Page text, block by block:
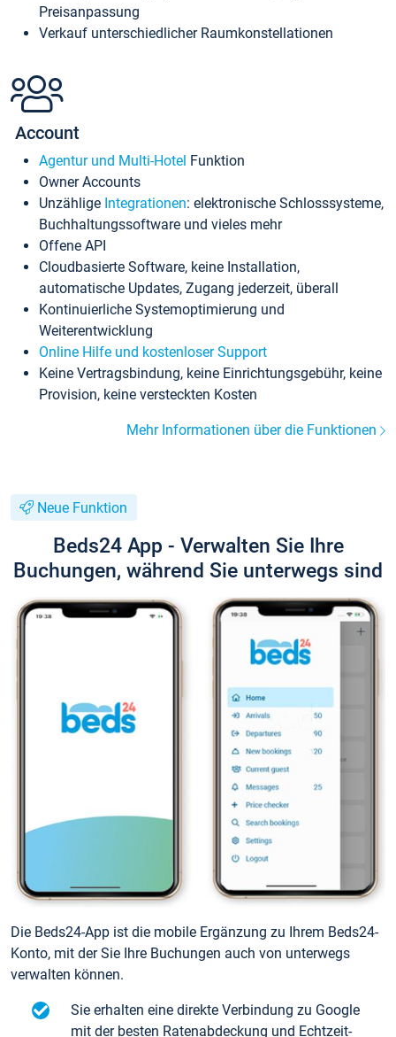
Preisanpassung
Verkauf unterschiedlicher Raumkonstellationen
Account
Agentur und Multi-Hotel Funktion
Owner Accounts
Unzählige Integrationen: elektronische Schlosssysteme,
Buchhaltungssoftware und vieles mehr
Offene API
Cloudbasierte Software, keine Installation,
automatische Updates, Zugang jederzeit, überall
Kontinuierliche Systemoptimierung und
Weiterentwicklung
Online Hilfe und kostenloser Support
Keine Vertragsbindung, keine Einrichtungsgebühr, keine
Provision, keine versteckten Kosten
Mehr Informationen über die Funktionen
Neue Funktion
Beds24 App - Verwalten Sie Ihre
Buchungen, während Sie unterwegs sind
Die Beds24-App ist die mobile Ergänzung zu Ihrem Beds24-
Konto, mit der Sie Ihre Buchungen auch von unterwegs
verwalten können.
Sie erhalten eine direkte Verbindung zu Google
mit der besten Ratenabdeckung und Echtzeit-